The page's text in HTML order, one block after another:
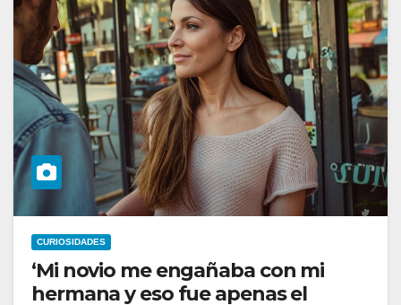
CURIOSIDADES
‘Mi novio me engañaba con mi
hermana y eso fue apenas el